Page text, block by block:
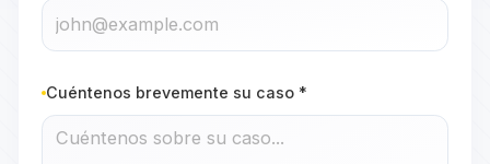
Cuéntenos brevemente su caso *